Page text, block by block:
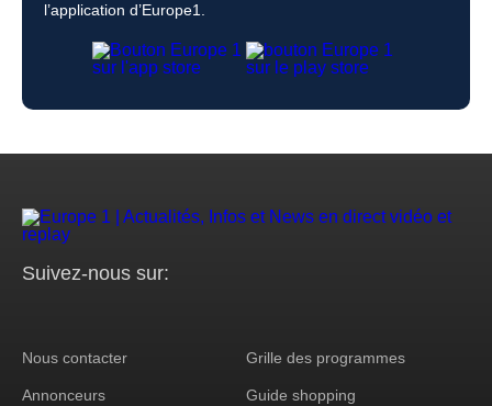
l’application d’Europe1.
Suivez-nous sur:
Footer
Nous contacter Grille des programmes
Annonceurs Guide shopping